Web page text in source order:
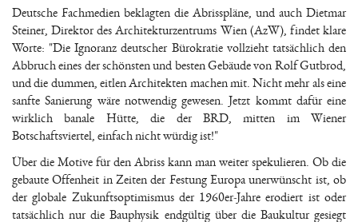
Deutsche Fachmedien beklagten die Abrisspläne, und auch Dietmar
Steiner, Direktor des Architekturzentrums Wien (AzW), findet klare
Worte: "Die Ignoranz deutscher Bürokratie vollzieht tatsächlich den
Abbruch eines der schönsten und besten Gebäude von Rolf Gutbrod,
und die dummen, eitlen Architekten machen mit. Nicht mehr als eine
sanfte Sanierung wäre notwendig gewesen. Jetzt kommt dafür eine
wirklich banale Hütte, die der BRD, mitten im Wiener
Botschaftsviertel, einfach nicht würdig ist!"
Über die Motive für den Abriss kann man weiter spekulieren. Ob die
gebaute Offenheit in Zeiten der Festung Europa unerwünscht ist, ob
der globale Zukunftsoptimismus der 1960er-Jahre erodiert ist oder
tatsächlich nur die Bauphysik endgültig über die Baukultur gesiegt